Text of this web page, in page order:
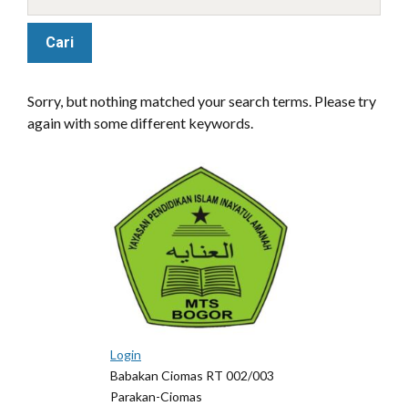
Sorry, but nothing matched your search terms. Please try
again with some different keywords.
Login
Babakan Ciomas RT 002/003
Parakan-Ciomas